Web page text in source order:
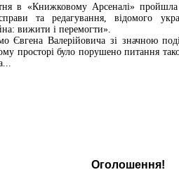
в «Книжковому Арсеналі»
та редагування, відомого
вижити і перемогти».
Валерійовича зі значною
просторі було порушено питання
Оголошення!